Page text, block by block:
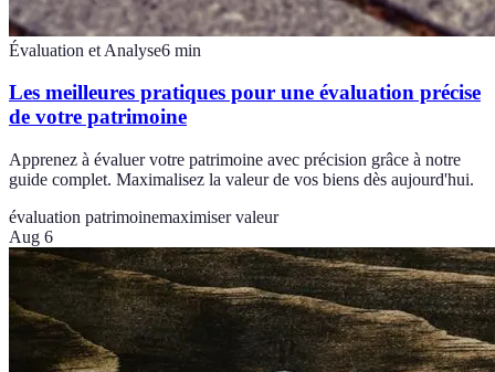
Évaluation et Analyse6 min
Les meilleures pratiques pour une évaluation précise
de votre patrimoine
Apprenez à évaluer votre patrimoine avec précision grâce à notre
guide complet. Maximalisez la valeur de vos biens dès aujourd'hui.
évaluation patrimoinemaximiser valeur
Aug 6